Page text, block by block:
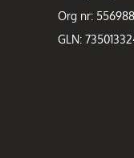
Org nr:
GLN: